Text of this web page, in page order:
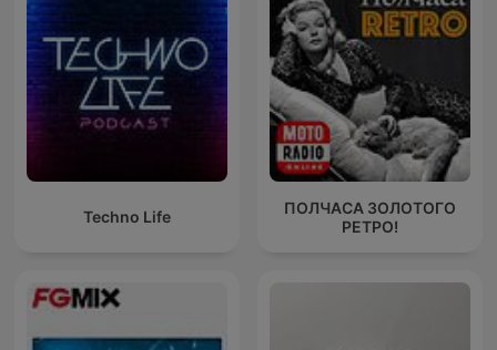
Techno Life
ПОЛЧАСА ЗОЛОТОГО
РЕТРО!